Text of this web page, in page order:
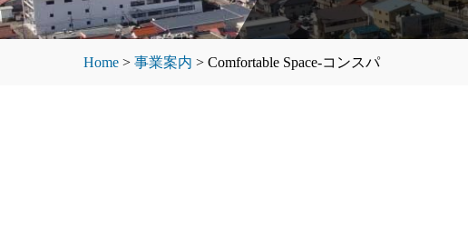
Home > 事業案内 > Comfortable Space-コンスパ